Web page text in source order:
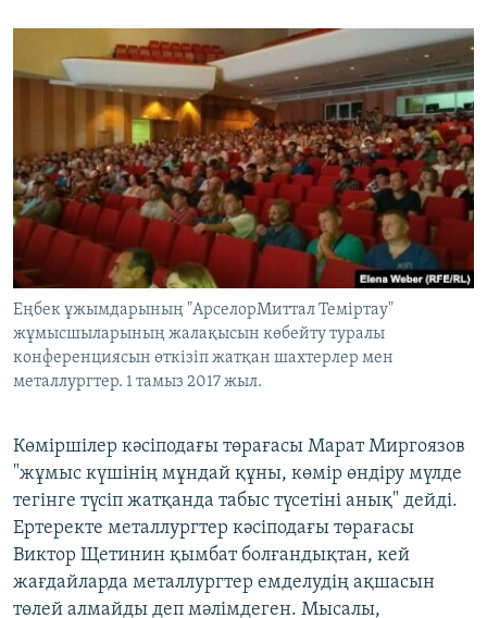
Еңбек ұжымдарының "АрселорМиттал Теміртау"
жұмысшыларының жалақысын көбейту туралы
конференциясын өткізіп жатқан шахтерлер мен
металлургтер. 1 тамыз 2017 жыл.
Көміршілер кәсіподағы төрағасы Марат Миргоязов
"жұмыс күшінің мұндай құны, көмір өндіру мүлде
тегінге түсіп жатқанда табыс түсетіні анық" дейді.
Ертеректе металлургтер кәсіподағы төрағасы
Виктор Щетинин қымбат болғандықтан, кей
жағдайларда металлургтер емделудің ақшасын
төлей алмайды деп мәлімдеген. Мысалы,